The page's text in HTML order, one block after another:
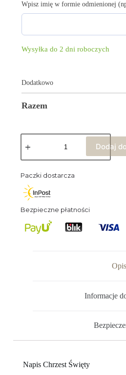
Wpisz imię w formie odmienionej
Wysyłka do 2 dni roboczych
Dodatkowo
Razem
Dodaj
Paczki dostarcza
Bezpieczne płatności
Opis
Informacje
Napis Chrzest Święty